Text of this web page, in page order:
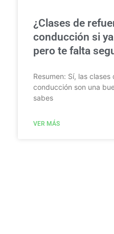
¿Clases de
conducción si
pero te falta
Resumen: Sí, las
conducción son una
sabes
VER MÁS